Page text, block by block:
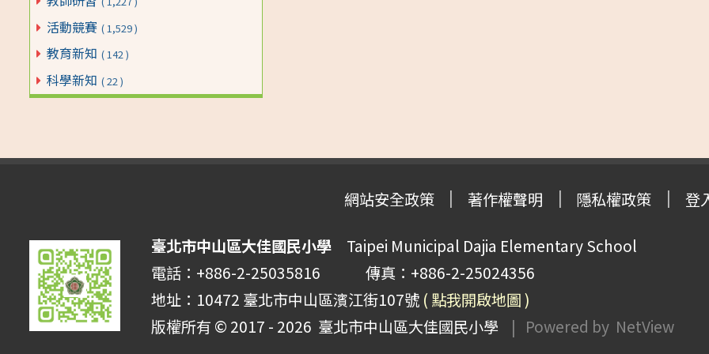
活動競賽 ( 1,529 )
教育新知 ( 142 )
科學新知 ( 22 )
網站安全政策 著作權聲明 隱私權政策 登
臺北市中山區大佳國民小學Taipei Municipal Dajia Elementary School
電話：+886-2-25035816 傳真：+886-2-25024356
地址：10472 臺北市中山區濱江街107號 ( 點我開啟地圖 )
版權所有 © 2017 - 2026 臺北市中山區大佳國民小學 | Powered by NetView